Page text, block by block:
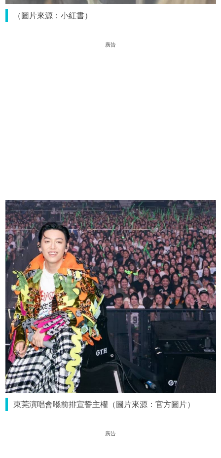
（圖片來源：小紅書）
廣告
東莞演唱會喺前排宣誓主權（圖片來源：官方圖片）
廣告